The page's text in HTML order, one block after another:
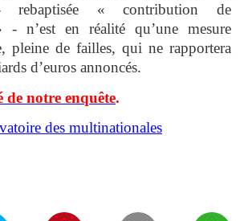
rebaptisée « contribution de
- n’est en réalité qu’une mesure
pleine de failles, qui ne rapportera
d’euros annoncés.
de notre enquête.
des multinationales